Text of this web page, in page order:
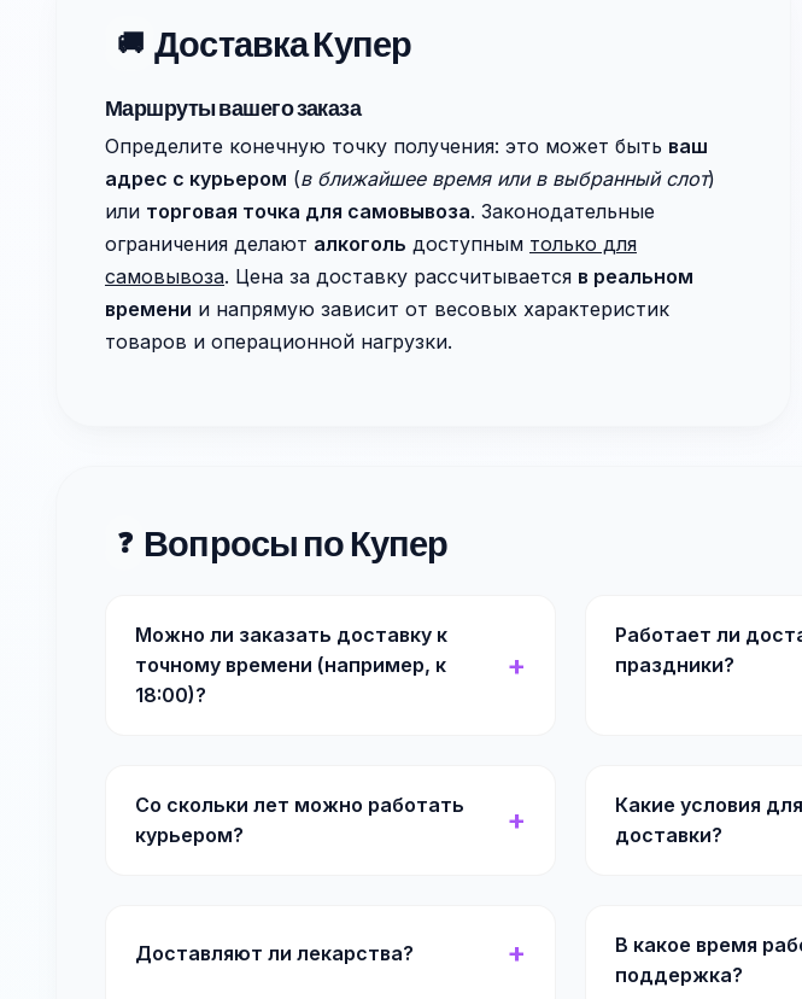
🚚 Доставка Купер
Маршруты вашего заказа
Определите конечную точку получения: это может быть ваш
адрес с курьером (в ближайшее время или в выбранный слот)
или торговая точка для самовывоза. Законодательные
ограничения делают алкоголь доступным только для
самовывоза. Цена за доставку рассчитывается в реальном
времени и напрямую зависит от весовых характеристик
товаров и операционной нагрузки.
❓ Вопросы по Купер
Можно ли заказать доставку к
точному времени (например, к
18:00)?
Работает ли
праздники?
Со скольки лет можно работать
курьером?
Какие условия
доставки?
Доставляют ли лекарства?
В какое время
поддержка?